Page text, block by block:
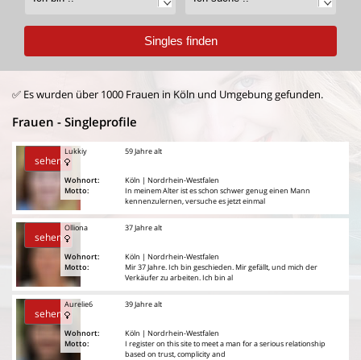
✅ Es wurden über 1000 Frauen in Köln und Umgebung gefunden.
Frauen - Singleprofile
sehen
Lukkiy
Wohnort:
Motto:
59 Jahre alt
Köln | Nordrhein-Westfalen
In meinem Alter ist es schon schwer genug einen Mann
kennenzulernen, versuche es jetzt einmal
sehen
Olliona
Wohnort:
Motto:
37 Jahre alt
Köln | Nordrhein-Westfalen
Mir 37 Jahre. Ich bin geschieden. Mir gefällt, und mich der
Verkäufer zu arbeiten. Ich bin al
sehen
Aurelie6
Wohnort:
Motto:
39 Jahre alt
Köln | Nordrhein-Westfalen
I register on this site to meet a man for a serious relationship
based on trust, complicity and